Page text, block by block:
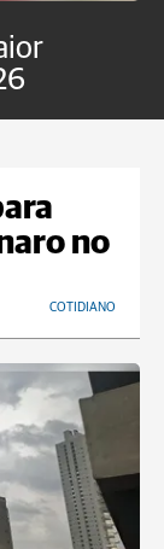
no
COTIDIANO